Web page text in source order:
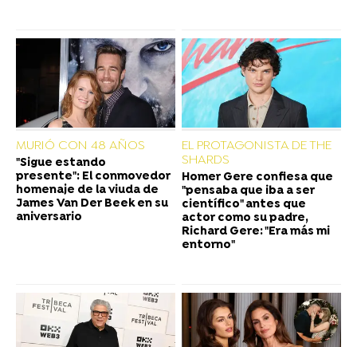
MURIÓ CON 48 AÑOS
"Sigue estando
presente": El conmovedor
homenaje de la viuda de
James Van Der Beek en su
aniversario
EL PROTAGONISTA DE THE
SHARDS
Homer Gere confiesa que
"pensaba que iba a ser
científico" antes que
actor como su padre,
Richard Gere: "Era más mi
entorno"